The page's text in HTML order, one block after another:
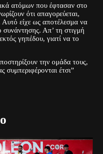
ατόμων που έφτασαν στο
ότι απαγορεύεται,
είχε ως αποτέλεσμα να
συνάντησης. Απ’ τη στιγμή
γηπέδου, γιατί να το
την ομάδα τους,
συμπεριφέρονται έτσι”